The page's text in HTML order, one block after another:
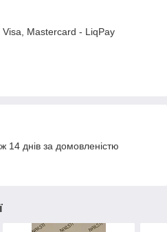
Mastercard - LiqPay
14 днів за домовленістю